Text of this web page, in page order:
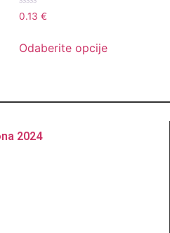
Ocenjeno
sa
od
5
0.13 €
Odaberite opcije
2024